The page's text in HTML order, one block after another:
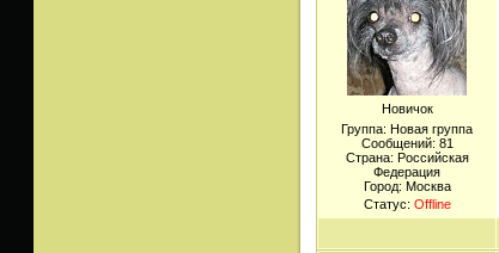
Новичок
Группа: Новая группа
Сообщений: 81
Страна: Российская
Федерация
Город: Москва
Статус: Offline